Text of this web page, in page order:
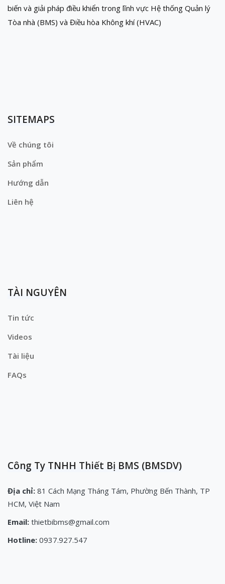
biến và giải pháp điều khiển trong lĩnh vực Hệ thống Quản lý
Tòa nhà (BMS) và Điều hòa Không khí (HVAC)
SITEMAPS
Về chúng tôi
Sản phẩm
Hướng dẫn
Liên hệ
TÀI NGUYÊN
Tin tức
Videos
Tài liệu
FAQs
Công Ty TNHH Thiết Bị BMS (BMSDV)
Địa chỉ: 81 Cách Mạng Tháng Tám, Phường Bến Thành, TP
HCM, Việt Nam
Email: thietbibms@gmail.com
Hotline: 0937.927.547